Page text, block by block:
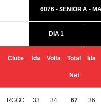
6076 - SENIOR A -
DIA 1
Clube Ida Volta Total
Net
Ida
RGGC 33 34 67 36